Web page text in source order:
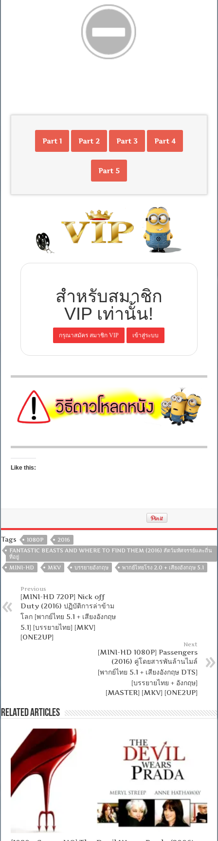
Part 1 Part 2 Part 3 Part 4
Part 5
สำหรับสมาชิก
VIP เท่านั้น!
Like this:
Tags 1080P
2016
FANTASTIC BEASTS AND WHERE TO FIND THEM (2016) สัตว์มหัศจรรย์และถิ่น
ที่อยู่
MINI-HD
MKV บรรยายอังกฤษ พากย์ไทยโรง 2.0 + เสียงอังกฤษ 5.1
Previous
[MINI-HD 720P] Nick off
Duty (2016) ปฏิบัติการล่าข้าม
โลก [พากย์ไทย 5.1 + เสียงอังกฤษ
5.1] [บรรยายไทย] [MKV]
[ONE2UP]
Next
[MINI-HD 1080P] Passengers
(2016) คู่โดยสารพันล้านไมล์
[พากย์ไทย 5.1 + เสียงอังกฤษ DTS]
[บรรยายไทย + อังกฤษ]
[MASTER] [MKV] [ONE2UP]
Related Articles